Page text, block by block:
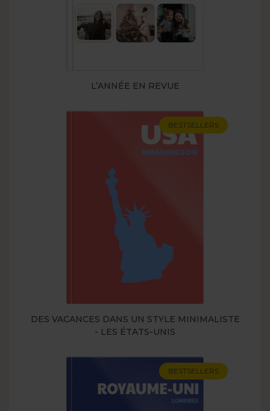
L’ANNÉE EN REVUE
DES VACANCES DANS UN STYLE MINIMALISTE
- LES ÉTATS-UNIS
BESTSELLERS
BESTSELLERS